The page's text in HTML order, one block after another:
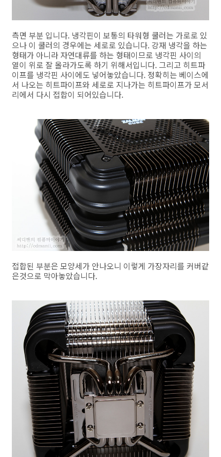
측면 부분 입니다. 냉각핀이 보통의 타워형 쿨러는 가로로 있
으나 이 쿨러의 경우에는 세로로 있습니다. 강재 냉각을 하는
형태가 아니라 자연대류를 하는 형태이므로 냉각핀 사이의
열이 위로 잘 올라가도록 하기 위해서입니다. 그리고 히트파
이프를 냉각핀 사이에도 넣어놓았습니다. 정확히는 베이스에
서 나오는 히트파이프와 세로로 지나가는 히트파이프가 모서
리에서 다시 접합이 되어있습니다.
접합된 부분은 모양세가 안나오니 이렇게 가장자리를 커버같
은것으로 막아놓았습니다.